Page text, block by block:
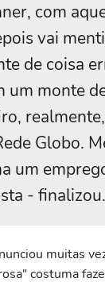
com
vai
de coisa
um monte
Globo.
um
- finalizou.
muitas
costuma